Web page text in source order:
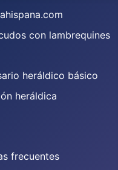
con lambrequines
heráldico básico
heráldica
frecuentes